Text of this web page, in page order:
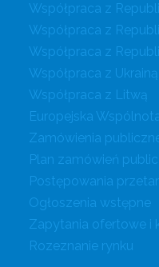
Współpraca z
Współpraca z
Współpraca z
Współpraca z Ukrainą
Współpraca z Litwą
Europejska
Zamówienia
Plan zamówień
Postępowania
Ogłoszenia wstępne
Zapytania ofertowe i
Rozeznanie rynku